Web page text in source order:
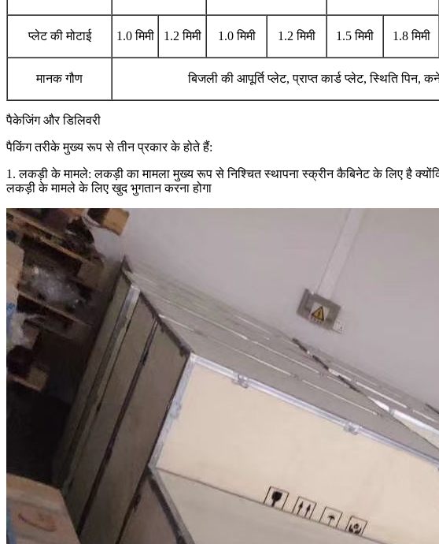
प्लेट की मोटाई 1.0 मिमी 1.2 मिमी 1.0 मिमी 1.2 मिमी 1.5 मिमी 1.8 मिमी
मानक गौण बिजली की आपूर्ति प्लेट, प्राप्त कार्ड प्लेट, स्थिति पिन,
पैकेजिंग और डिलिवरी
पैकिंग तरीके मुख्य रूप से तीन प्रकार के होते हैं:
1. लकड़ी के मामले: लकड़ी का मामला मुख्य रूप से निश्चित स्थापना स्क्रीन कैबिनेट के लिए है
लकड़ी के मामले के लिए खुद भुगतान करना होगा